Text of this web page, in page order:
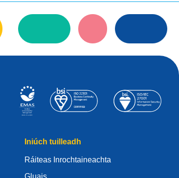
Iniúch tuilleadh
Ráiteas Inrochtaineachta
Gluais